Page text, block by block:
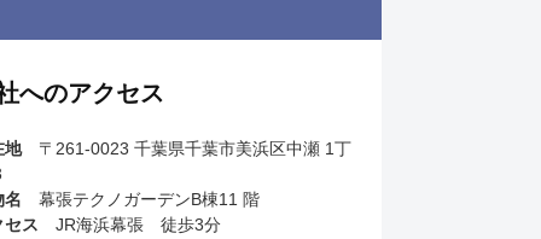
へのアクセス
地〒261-0023 千葉県千葉市美浜区中瀬 1丁
名 幕張テクノガーデンB棟11 階
セス JR海浜幕張 徒歩3分